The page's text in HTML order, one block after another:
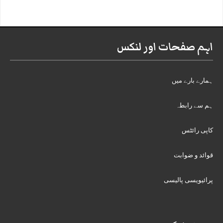
اہم صفحات اور لنکس
ہمارے بارے میں
ہم سے رابطہ
کاپی رائٹس
قوائد و ضوابت
پرائیویسی پالیسی